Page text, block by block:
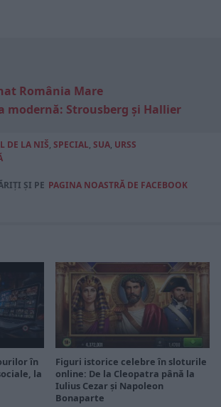
România Mare
modernă: Strousberg și Hallier
DE LA NIŠ, SPECIAL, SUA, URSS
ȘI PE PAGINA NOASTRĂ DE FACEBOOK
în
la
Figuri istorice celebre în sloturile
online: De la Cleopatra până la
Iulius Cezar și Napoleon
Bonaparte